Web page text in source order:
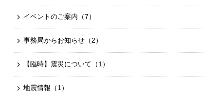
イベントのご案内 （7）
事務局からお知らせ （2）
【臨時】震災について （1）
地震情報 （1）